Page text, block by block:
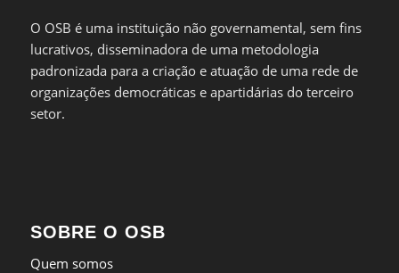
O OSB é uma instituição não governamental, sem fins
lucrativos, disseminadora de uma metodologia
padronizada para a criação e atuação de uma rede de
organizações democráticas e apartidárias do terceiro
setor.
SOBRE O OSB
Quem somos